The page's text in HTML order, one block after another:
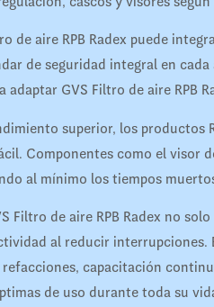
de aire RPB Radex puede
de seguridad integral en
adaptar GVS Filtro de aire RPB
superior, los productos
Componentes como el visor
al mínimo los tiempos
Filtro de aire RPB Radex no
al reducir interrupciones.
capacitación
de uso durante toda su